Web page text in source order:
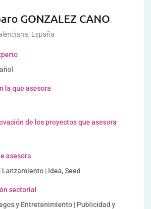
GONZALEZ CANO
, España
la que asesora
de los proyectos que asesora
asesora
| Idea, Seed
sectorial
y Entretenimiento | Publicidad y